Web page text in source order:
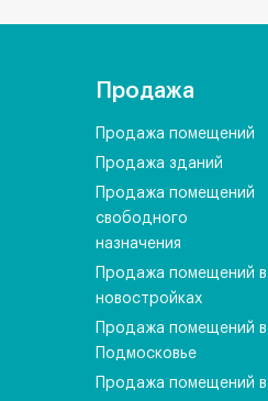
Продажа
Продажа помещений
Продажа зданий
Продажа помещений
свободного
назначения
Продажа помещений в
новостройках
Продажа помещений в
Подмосковье
Продажа помещений в